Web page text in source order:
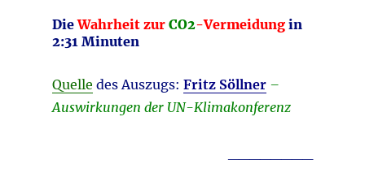
DieWahrheit zur CO2-Vermeidungin
2:31 Minuten
Quelle des Auszugs: Fritz Söllner–
Auswirkungen der UN-Klimakonferenz